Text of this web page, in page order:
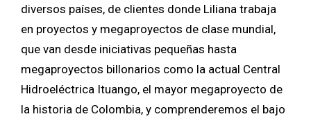
diversos países, de clientes donde Liliana trabaja
en proyectos y megaproyectos de clase mundial,
que van desde iniciativas pequeñas hasta
megaproyectos billonarios como la actual Central
Hidroeléctrica Ituango, el mayor megaproyecto de
la historia de Colombia, y comprenderemos el bajo